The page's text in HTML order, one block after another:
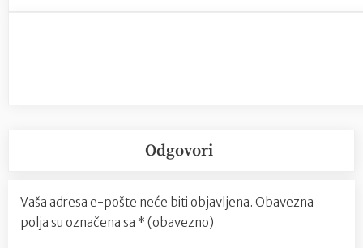
Odgovori
Vaša adresa e-pošte neće biti objavljena. Obavezna
polja su označena sa * (obavezno)